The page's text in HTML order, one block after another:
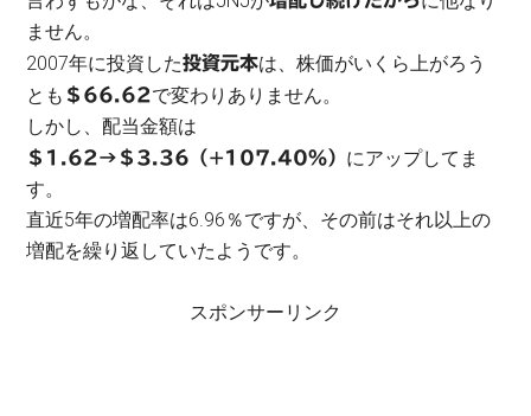
ません。
2007年に投資した投資元本は、株価がいくら上がろう
とも ＄66.62で変わりありません。
しかし、配当金額は
＄1.62→＄3.36（+107.40％） にアップしてま
す。
直近5年の増配率は6.96％ですが、その前はそれ以上の
増配を繰り返していたようです。
スポンサーリンク